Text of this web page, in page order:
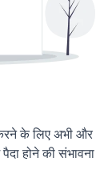
के लिए अभी और
होने की संभावना